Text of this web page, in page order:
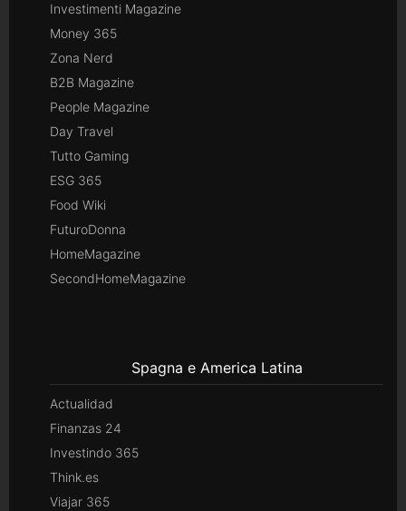
Investimenti Magazine
Money 365
Zona Nerd
B2B Magazine
People Magazine
Day Travel
Tutto Gaming
ESG 365
Food Wiki
FuturoDonna
HomeMagazine
SecondHomeMagazine
Spagna e America Latina
Actualidad
Finanzas 24
Investindo 365
Think.es
Viajar 365